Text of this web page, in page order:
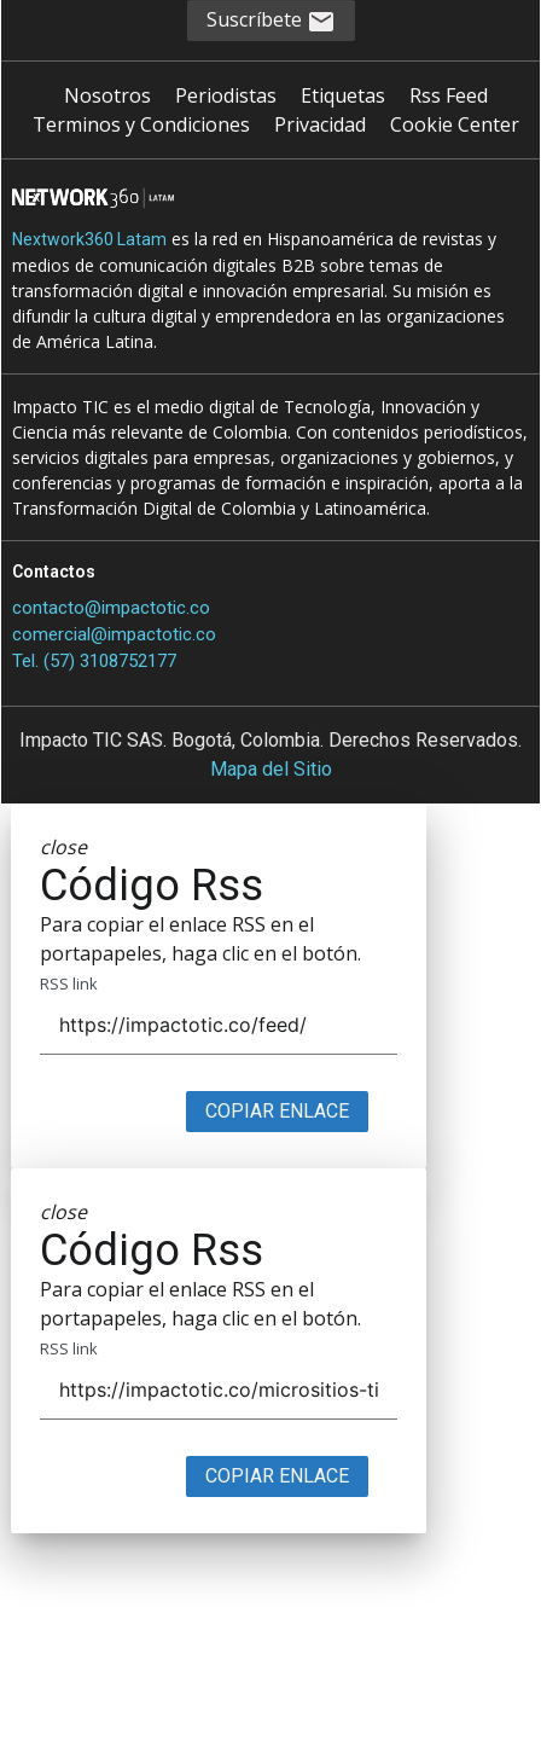
Suscríbete
Nosotros Periodistas Etiquetas
Rss Feed
Terminos y Condiciones
Privacidad Cookie Center
Nextwork360 Latam es la red en Hispanoamérica de revistas y
medios de comunicación digitales B2B sobre temas de
transformación digital e innovación empresarial. Su misión es
difundir la cultura digital y emprendedora en las organizaciones
de América Latina.
Impacto TIC es el medio digital de Tecnología, Innovación y
Ciencia más relevante de Colombia. Con contenidos periodísticos,
servicios digitales para empresas, organizaciones y gobiernos, y
conferencias y programas de formación e inspiración, aporta a la
Transformación Digital de Colombia y Latinoamérica.
Contactos
contacto@impactotic.co
comercial@impactotic.co
Tel. (57) 3108752177
Impacto TIC SAS. Bogotá, Colombia. Derechos Reservados.
Mapa del Sitio
close
Código Rss
Para copiar el enlace RSS en el
portapapeles, haga clic en el botón.
RSS link
COPIAR ENLACE
close
Código Rss
Para copiar el enlace RSS en el
portapapeles, haga clic en el botón.
RSS link
COPIAR ENLACE